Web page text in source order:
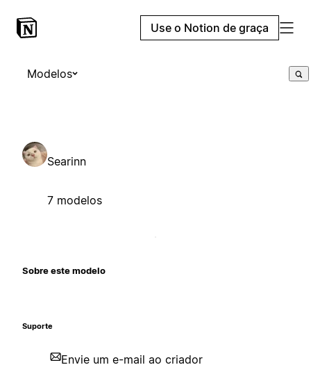
Use o Notion de graça
Modelos
Searinn
7 modelos
Sobre este modelo
Suporte
Envie um e-mail ao criador